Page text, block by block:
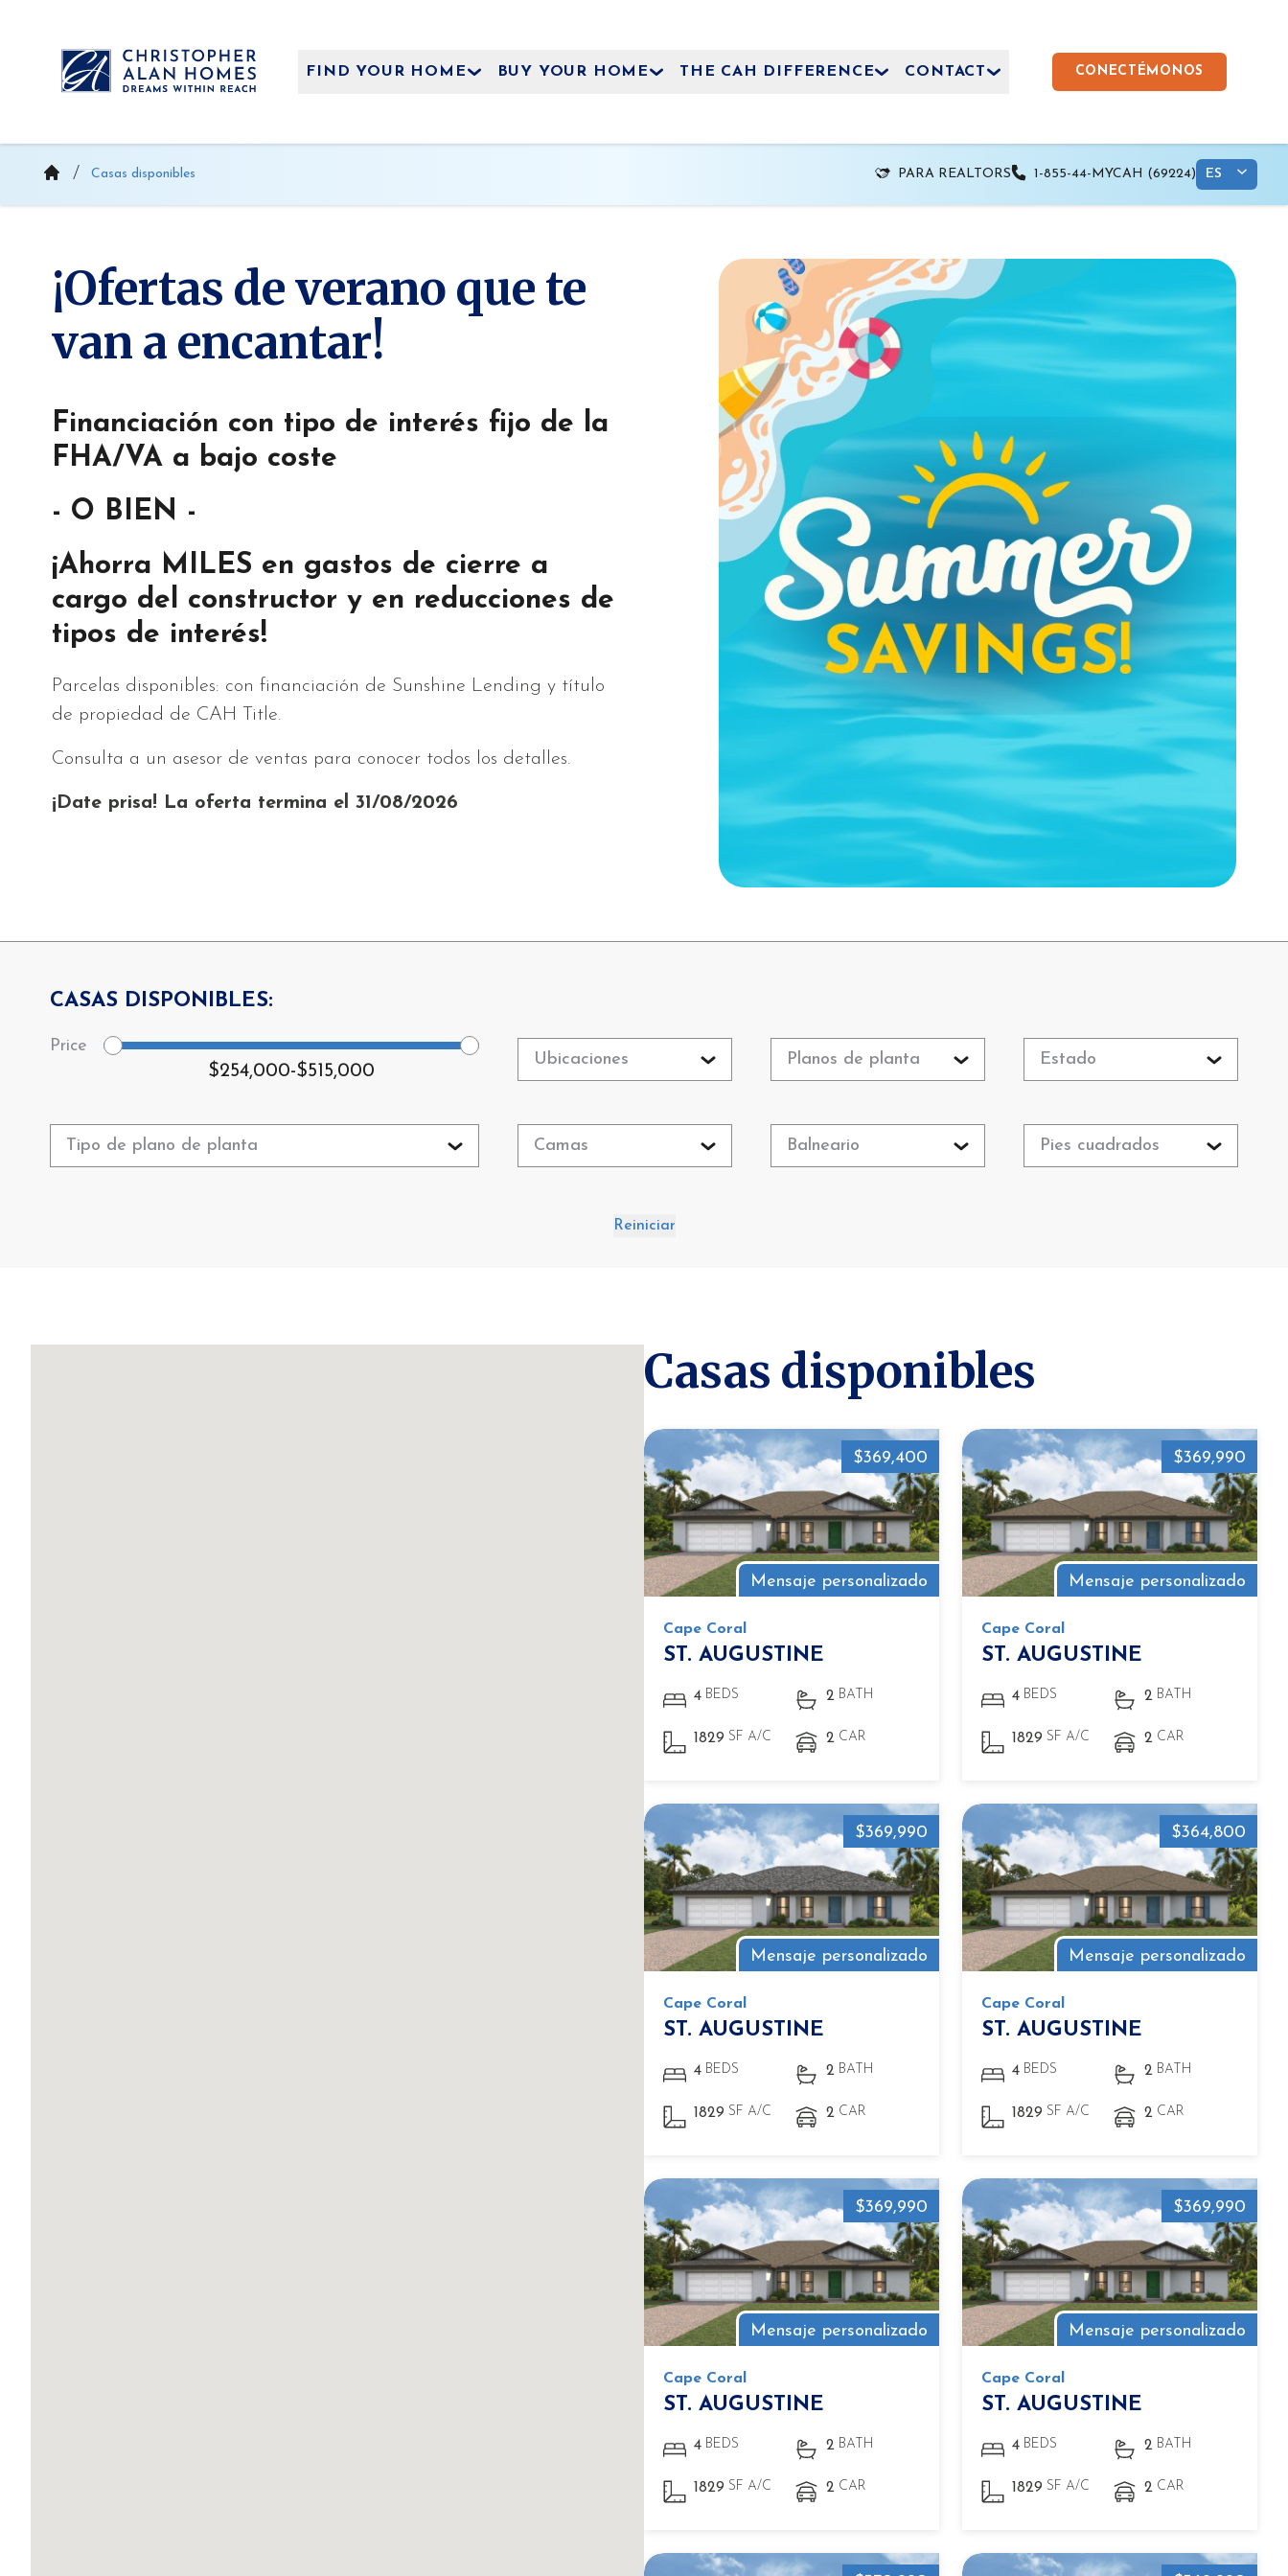
contenido
FIND YOUR HOME BUY YOUR HOME THE CAH DIFFERENCE CONTACT CONECTÉMONOS
Casas disponibles PARA REALTORS 1-855-44-MYCAH (69224)
¡Ofertas de verano que te
van a encantar!
Financiación con tipo de interés fijo de la
FHA/VA a bajo coste
- O BIEN -
¡Ahorra MILES en gastos de cierre a
cargo del constructor y en reducciones de
tipos de interés!
Parcelas disponibles: con financiación de Sunshine Lending y título
de propiedad de CAH Title.
Consulta a un asesor de ventas para conocer todos los detalles.
¡Date prisa! La oferta termina el 31/08/2026
CASAS DISPONIBLES:
$254,000-$515,000
Ubicaciones Planos de planta Estado
Tipo de plano de planta Camas Balneario Pies cuadrados
Reiniciar
Casas disponibles
Mensaje personalizado
$369,400
Cape Coral
ST. AUGUSTINE
4 BEDS 2 BATH
1829 SF A/C 2 CAR
Mensaje personalizado
$369,990
Cape Coral
ST. AUGUSTINE
4 BEDS 2 BATH
1829 SF A/C 2 CAR
Mensaje personalizado
$369,990
Cape Coral
ST. AUGUSTINE
4 BEDS 2 BATH
1829 SF A/C 2 CAR
Mensaje personalizado
$364,800
Cape Coral
ST. AUGUSTINE
4 BEDS 2 BATH
1829 SF A/C 2 CAR
Mensaje personalizado
$369,990
Cape Coral
ST. AUGUSTINE
4 BEDS 2 BATH
1829 SF A/C 2 CAR
Mensaje personalizado
$369,990
Cape Coral
ST. AUGUSTINE
4 BEDS 2 BATH
1829 SF A/C 2 CAR